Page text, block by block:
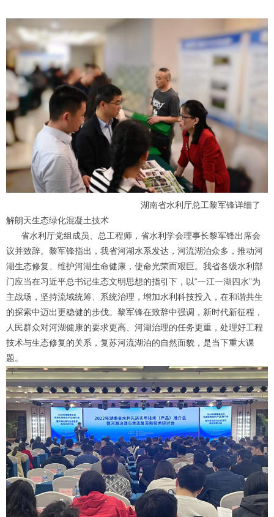
湖南省水利厅总工黎军锋详细了
解朗天生态绿化混凝土技术
省水利厅党组成员、总工程师，省水利学会理事长黎军锋出席会
议并致辞。黎军锋指出，我省河湖水系发达，河流湖泊众多，推动河
湖生态修复、维护河湖生命健康，使命光荣而艰巨。我省各级水利部
门应当在习近平总书记生态文明思想的指引下，以“一江一湖四水”为
主战场，坚持流域统筹、系统治理，增加水利科技投入，在和谐共生
的探索中迈出更稳健的步伐。黎军锋在致辞中强调，新时代新征程，
人民群众对河湖健康的要求更高、河湖治理的任务更重，处理好工程
技术与生态修复的关系，复苏河流湖泊的自然面貌，是当下重大课
题。